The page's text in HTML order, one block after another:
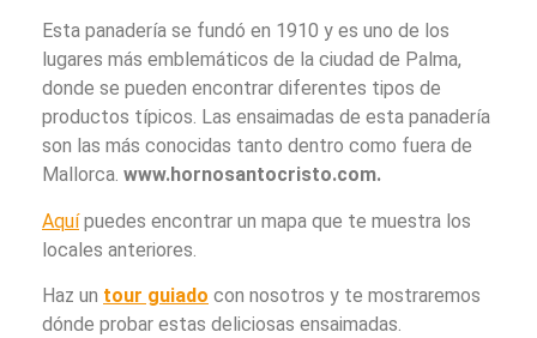
Esta panadería se fundó en 1910 y es uno de los
lugares más emblemáticos de la ciudad de Palma,
donde se pueden encontrar diferentes tipos de
productos típicos. Las ensaimadas de esta panadería
son las más conocidas tanto dentro como fuera de
Mallorca. www.hornosantocristo.com.
Aquípuedes encontrar un mapa que te muestra los
locales anteriores.
Haz un tour guiado con nosotros y te mostraremos
dónde probar estas deliciosas ensaimadas.